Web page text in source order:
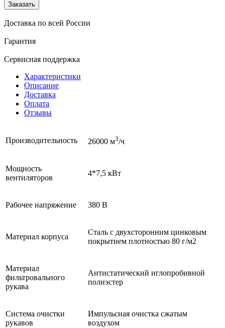
Заказать
Доставка по всей России
Гарантия
Сервисная поддержка
Характеристики
Описание
Доставка
Оплата
Отзывы
Производительность 26000 м3/ч
Мощность
вентиляторов
4*7,5 кВт
Рабочее напряжение 380 В
Материал корпуса
Сталь с двухсторонним цинковым
покрытием плотностью 80 г/м2
Материал
фильтровального
рукава
Антистатический иглопробивной
полиэстер
Система очистки
рукавов
Импульсная очистка сжатым
воздухом